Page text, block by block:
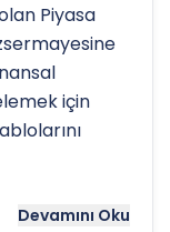
Piyasa
için
Devamını Oku